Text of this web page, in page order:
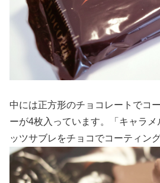
中には正方形のチョコレートでコ
ーが4枚入っています。「キャラ
ッツサブレをチョコでコーティン